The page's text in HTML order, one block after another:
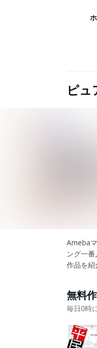
ピュ
Ameba
ング一
作品を紹
無料
毎日0時